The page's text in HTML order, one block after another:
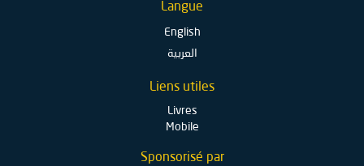
Langue
English
العربية
Liens utiles
Livres
Mobile
Sponsorisé par